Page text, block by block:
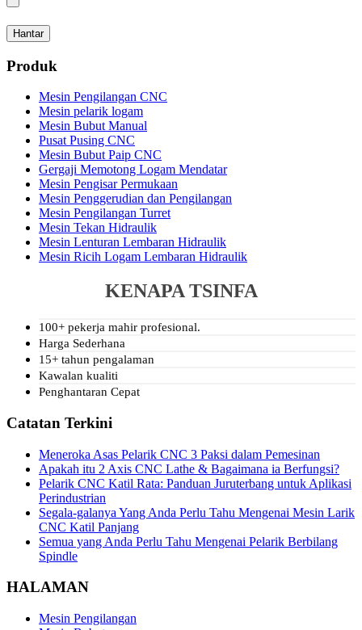
Produk
Mesin Pengilangan CNC
Mesin pelarik logam
Mesin Bubut Manual
Pusat Pusing CNC
Mesin Bubut Paip CNC
Gergaji Memotong Logam Mendatar
Mesin Pengisar Permukaan
Mesin Penggerudian dan Pengilangan
Mesin Pengilangan Turret
Mesin Tekan Hidraulik
Mesin Lenturan Lembaran Hidraulik
Mesin Ricih Logam Lembaran Hidraulik
KENAPA TSINFA
100+ pekerja mahir profesional.
Harga Sederhana
15+ tahun pengalaman
Kawalan kualiti
Penghantaran Cepat
Catatan Terkini
Meneroka Asas Pelarik CNC 3 Paksi dalam Pemesinan
Apakah itu 2 Axis CNC Lathe & Bagaimana ia Berfungsi?
Pelarik CNC Katil Rata: Panduan Juruterbang untuk Aplikasi
Perindustrian
Segala-galanya Yang Anda Perlu Tahu Mengenai Mesin Larik
CNC Katil Panjang
Semua yang Anda Perlu Tahu Mengenai Pelarik Berbilang
Spindle
HALAMAN
Mesin Pengilangan